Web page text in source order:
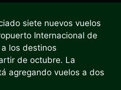
siete nuevos vuelos
Internacional de
a los destinos
de octubre. La
agregando vuelos a dos